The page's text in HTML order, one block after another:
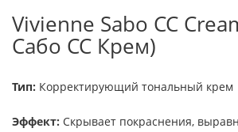
Vivienne Sabo CC
Сабо CC Крем)
Тип: Корректирующий тональный крем
Эффект: Скрывает покраснения,